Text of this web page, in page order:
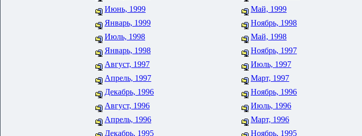
Июнь, 1999
Май, 1999
Январь, 1999
Ноябрь, 1998
Июль, 1998
Май, 1998
Январь, 1998
Ноябрь, 1997
Август, 1997
Июль, 1997
Апрель, 1997
Март, 1997
Декабрь, 1996
Ноябрь, 1996
Август, 1996
Июль, 1996
Апрель, 1996
Март, 1996
Декабрь, 1995
Ноябрь, 1995